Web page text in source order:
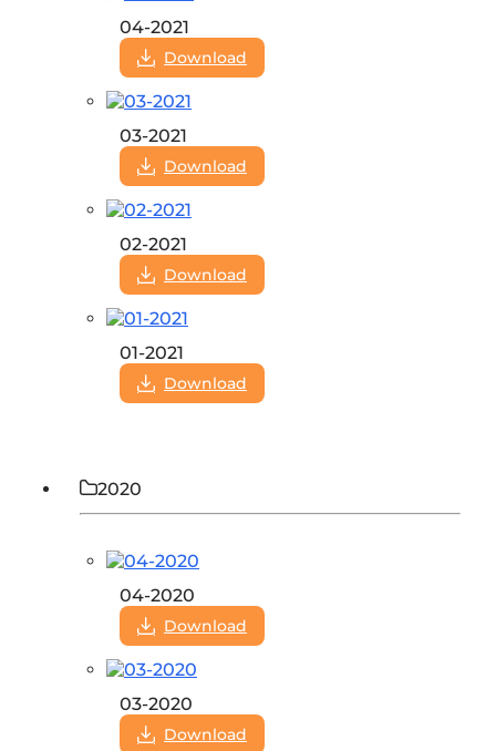
04-2021
Download
03-2021
Download
02-2021
Download
01-2021
Download
2020
04-2020
Download
03-2020
Download